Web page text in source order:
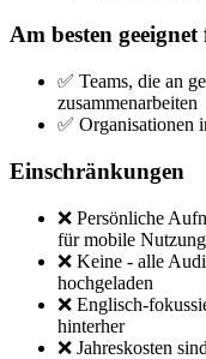
Am besten
✅ Teams, die an
zusammenarbeiten
✅ Organisationen
Einschränkungen
❌ Persönliche
für mobile
❌ Keine - alle
hochgeladen
❌ Englisch-
hinterher
❌ Jahreskosten